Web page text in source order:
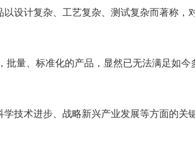
设计复杂、工艺复杂、测试复杂而著称
量、标准化的产品，显然已无法满足如
技术进步、战略新兴产业发展等方面的关键